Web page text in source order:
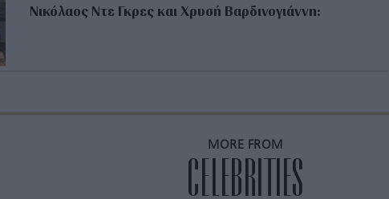
Νικόλαος Ντε Γκρες και Χρυσή Βαρδινογιάννη:
MORE FROM
CELEBRITIES